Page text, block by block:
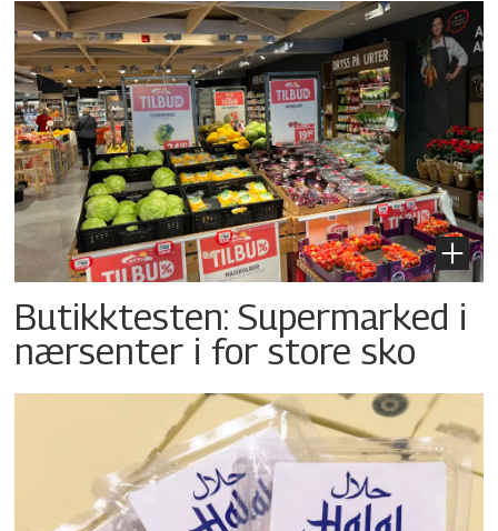
Butikktesten: Supermarked i
nærsenter i for store sko